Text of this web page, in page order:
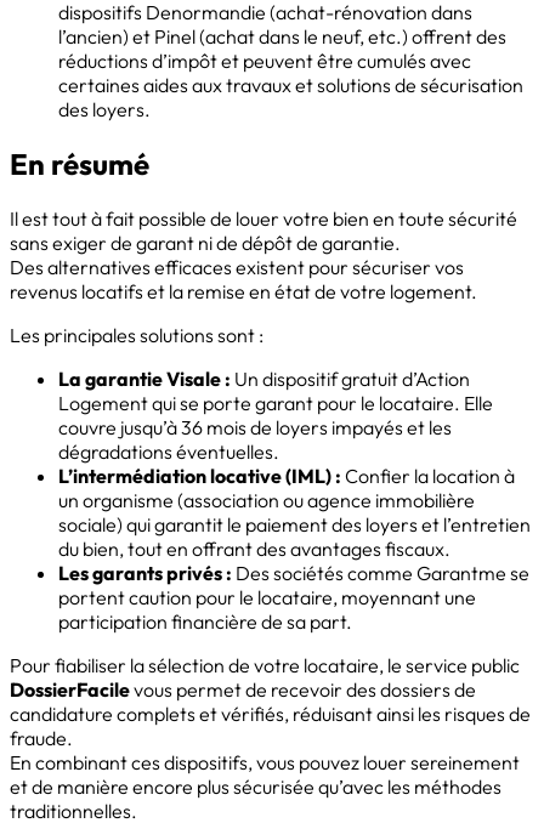
dispositifs Denormandie (achat-rénovation dans
l’ancien) et Pinel (achat dans le neuf, etc.) offrent des
réductions d’impôt et peuvent être cumulés avec
certaines aides aux travaux et solutions de sécurisation
des loyers.
En résumé
Il est tout à fait possible de louer votre bien en toute sécurité
sans exiger de garant ni de dépôt de garantie.
Des alternatives efficaces existent pour sécuriser vos
revenus locatifs et la remise en état de votre logement.
Les principales solutions sont :
La garantie Visale : Un dispositif gratuit d’Action
Logement qui se porte garant pour le locataire. Elle
couvre jusqu’à 36 mois de loyers impayés et les
dégradations éventuelles.
L’intermédiation locative (IML) : Confier la location à
un organisme (association ou agence immobilière
sociale) qui garantit le paiement des loyers et l’entretien
du bien, tout en offrant des avantages fiscaux.
Les garants privés : Des sociétés comme Garantme se
portent caution pour le locataire, moyennant une
participation financière de sa part.
Pour fiabiliser la sélection de votre locataire, le service public
DossierFacilevous permet de recevoir des dossiers de
candidature complets et vérifiés, réduisant ainsi les risques de
fraude.
En combinant ces dispositifs, vous pouvez louer sereinement
et de manière encore plus sécurisée qu’avec les méthodes
traditionnelles.